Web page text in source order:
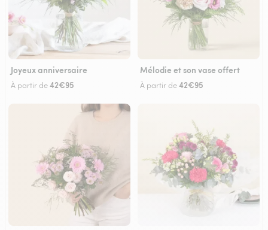
Joyeux anniversaire
À partir de42€95
Mélodie et son vase offert
À partir de42€95